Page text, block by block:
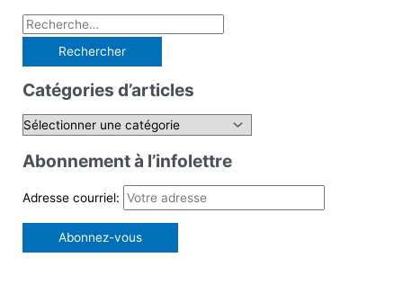
R
h
e
c
h
Catégories d’articles
C
é
g
Abonnement à l’infolettre
Adresse courriel: